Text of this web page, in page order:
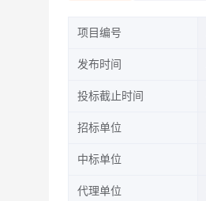
项目编号
发布时间
投标截止时间
招标单位
中标单位
代理单位